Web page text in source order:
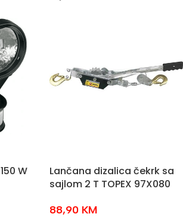
W
Lančana dizalica čekrk sa
sajlom 2 T TOPEX 97X080
88,90 KM